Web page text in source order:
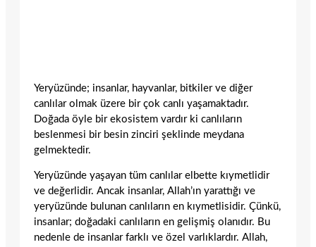
Yeryüzünde; insanlar, hayvanlar, bitkiler ve diğer
canlılar olmak üzere bir çok canlı yaşamaktadır.
Doğada öyle bir ekosistem vardır ki canlıların
beslenmesi bir besin zinciri şeklinde meydana
gelmektedir.
Yeryüzünde yaşayan tüm canlılar elbette kıymetlidir
ve değerlidir. Ancak insanlar, Allah’ın yarattığı ve
yeryüzünde bulunan canlıların en kıymetlisidir. Çünkü,
insanlar; doğadaki canlıların en gelişmiş olanıdır. Bu
nedenle de insanlar farklı ve özel varlıklardır. Allah,